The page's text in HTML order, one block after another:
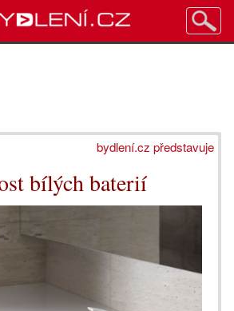
bydlení.cz představuje
bílých baterií